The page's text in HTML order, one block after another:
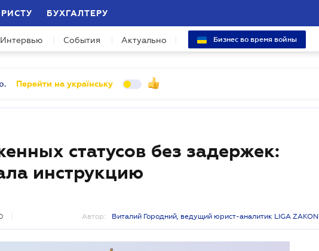
БУХГАЛТЕРУ
Интервью События Актуально Бизнес во время войны
Перейти на українську
статусов без задержек:
инструкцию
Автор: Виталий Городний, ведущий юрист-аналитик LIGA ZAKON